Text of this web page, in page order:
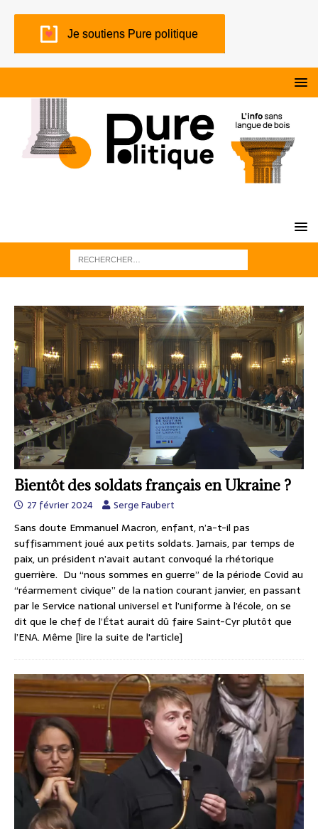
Je soutiens Pure politique
Bientôt des soldats français en Ukraine ?
27 février 2024 Serge Faubert
Sans doute Emmanuel Macron, enfant, n’a-t-il pas
suffisamment joué aux petits soldats. Jamais, par temps de
paix, un président n’avait autant convoqué la rhétorique
guerrière. Du “nous sommes en guerre” de la période Covid au
“réarmement civique” de la nation courant janvier, en passant
par le Service national universel et l’uniforme à l’école, on se
dit que le chef de l’État aurait dû faire Saint-Cyr plutôt que
l’ENA. Même [lire la suite de l'article]